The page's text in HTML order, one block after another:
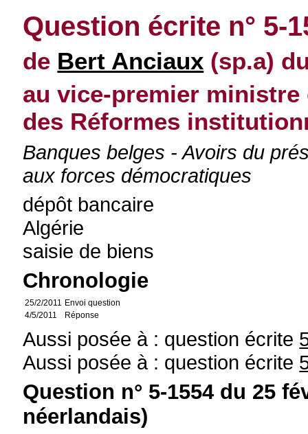
Question écrite n° 5-
de Bert Anciaux (sp.a)
au vice-premier
des Réformes
Banques belges - Avoirs du
aux forces démocratiques
dépôt bancaire
Algérie
saisie de biens
Chronologie
25/2/2011 Envoi question
4/5/2011
Réponse
Aussi posée à : question écrite
Aussi posée à : question écrite
Question n° 5-1554 du 25
néerlandais)